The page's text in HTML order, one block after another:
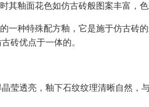
其釉面花色如仿古砖般图案丰富，色
一种特殊配方釉，它是施于仿古砖
砖优点于一体的。
莹透亮，釉下石纹纹理清晰自然，